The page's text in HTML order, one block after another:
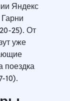
Яндекс
25). От
уже
поездка
10).